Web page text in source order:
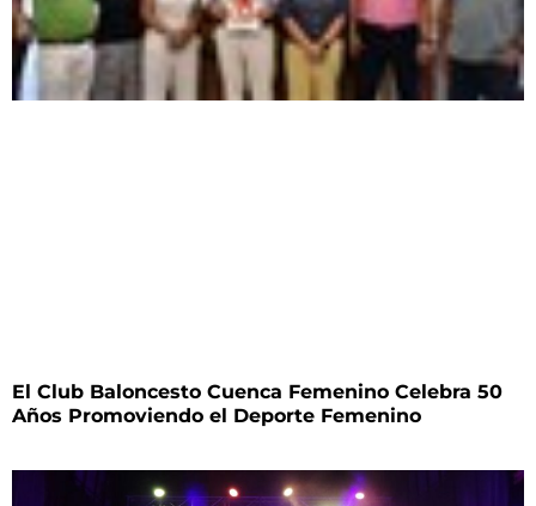
El Club Baloncesto Cuenca Femenino Celebra 50
Años Promoviendo el Deporte Femenino